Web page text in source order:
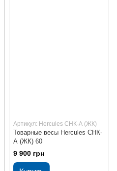
Артикул: Hercules СНК-А (ЖК)
Товарные весы Hercules СНК-
А (ЖК) 60
9 900 грн